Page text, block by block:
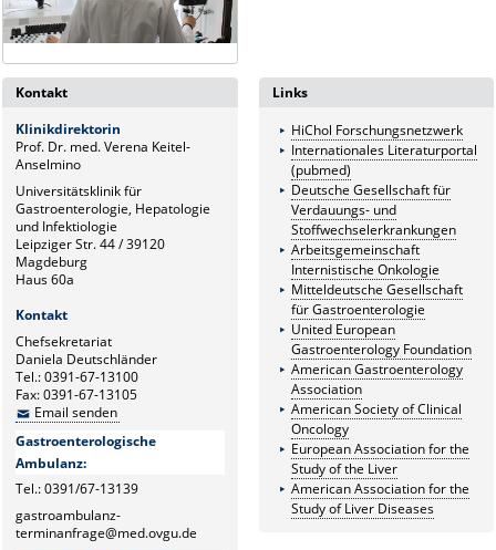
Kontakt
Klinikdirektorin
Prof. Dr. med. Verena Keitel-
Anselmino
Universitätsklinik für
Gastroenterologie, Hepatologie
und Infektiologie
Leipziger Str. 44 / 39120
Magdeburg
Haus 60a
Kontakt
Chefsekretariat
Daniela Deutschländer
Tel.: 0391-67-13100
Fax: 0391-67-13105
Email senden
Gastroenterologische
Ambulanz:
Tel.: 0391/67-13139
gastroambulanz-
terminanfrage@med.ovgu.de
Links
HiChol Forschungsnetzwerk
Internationales Literaturportal
(pubmed)
Deutsche Gesellschaft für
Verdauungs- und
Stoffwechselerkrankungen
Arbeitsgemeinschaft
Internistische Onkologie
Mitteldeutsche Gesellschaft
für Gastroenterologie
United European
Gastroenterology Foundation
American Gastroenterology
Association
American Society of Clinical
Oncology
European Association for the
Study of the Liver
American Association for the
Study of Liver Diseases